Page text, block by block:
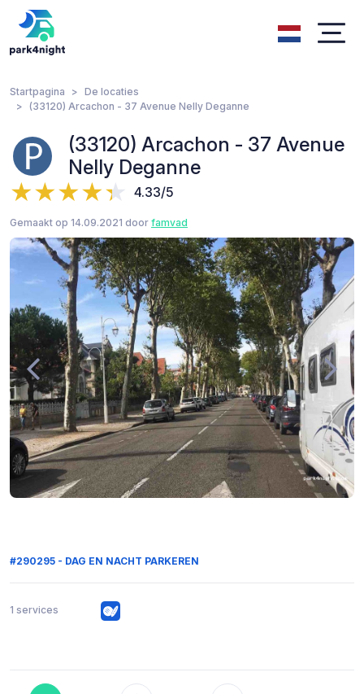
Startpagina
De locaties
(33120) Arcachon - 37 Avenue Nelly Deganne
(33120) Arcachon - 37 Avenue
Nelly Deganne
4.33/5
Gemaakt op 14.09.2021 door famvad
#290295 - DAG EN NACHT PARKEREN
1 services